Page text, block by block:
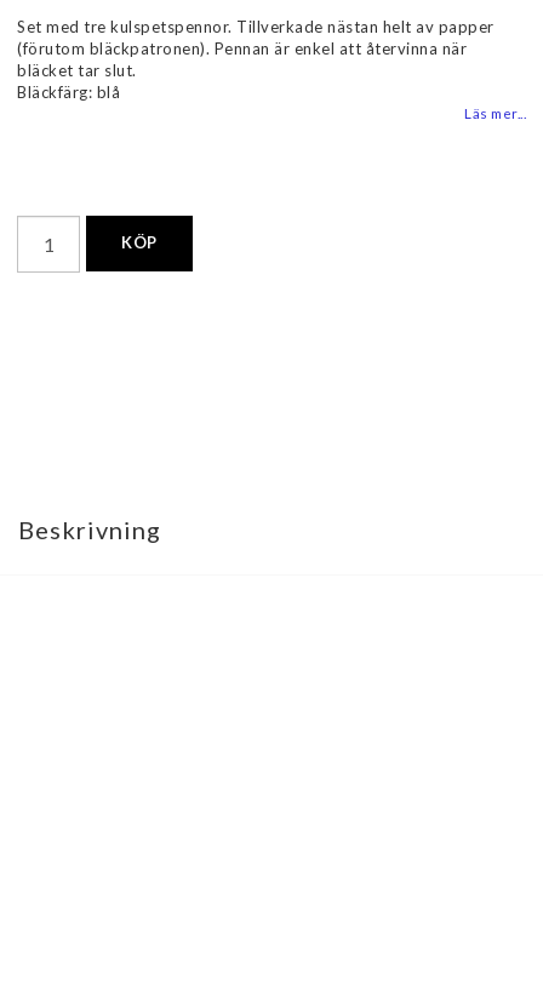
Lägg till i favoritlistan
Set med tre kulspetspennor. Tillverkade nästan helt av papper
(förutom bläckpatronen). Pennan är enkel att återvinna när
bläcket tar slut.
Bläckfärg: blå
Läs mer...
KÖP
Beskrivning